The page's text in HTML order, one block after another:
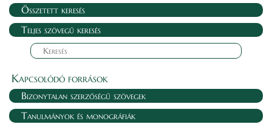
Összetett keresés
Teljes szövegű keresés
Kapcsolódó források
Bizonytalan szerzőségű szövegek
Tanulmányok és monográfiák